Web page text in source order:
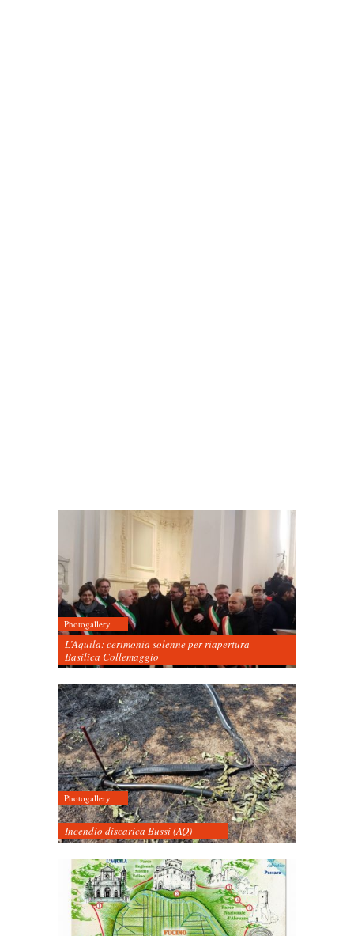
Photogallery
L’Aquila: cerimonia solenne per riapertura
Basilica Collemaggio
Photogallery
Incendio discarica Bussi (AQ)